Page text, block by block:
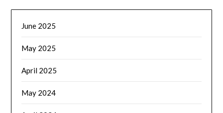
June 2025
May 2025
April 2025
May 2024